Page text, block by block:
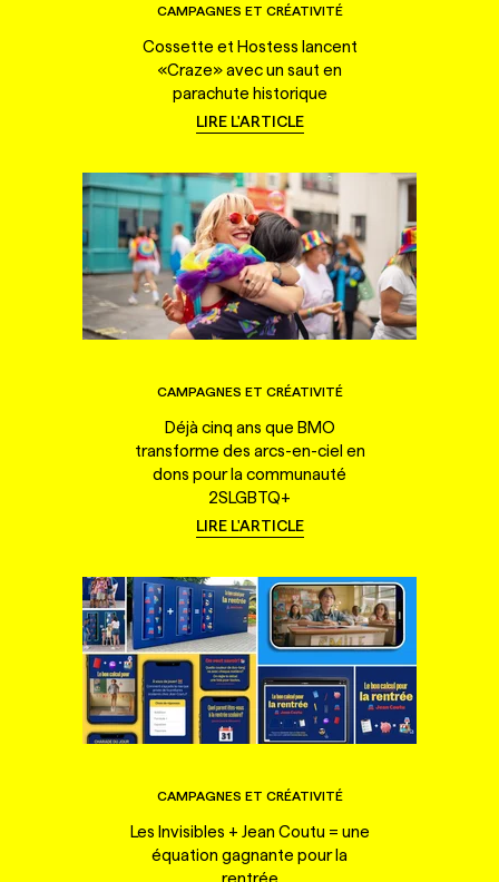
CAMPAGNES ET CRÉATIVITÉ
Cossette et Hostess lancent
«Craze» avec un saut en
parachute historique
LIRE L'ARTICLE
CAMPAGNES ET CRÉATIVITÉ
Déjà cinq ans que BMO
transforme des arcs-en-ciel en
dons pour la communauté
2SLGBTQ+
LIRE L'ARTICLE
CAMPAGNES ET CRÉATIVITÉ
Les Invisibles + Jean Coutu = une
équation gagnante pour la
rentrée